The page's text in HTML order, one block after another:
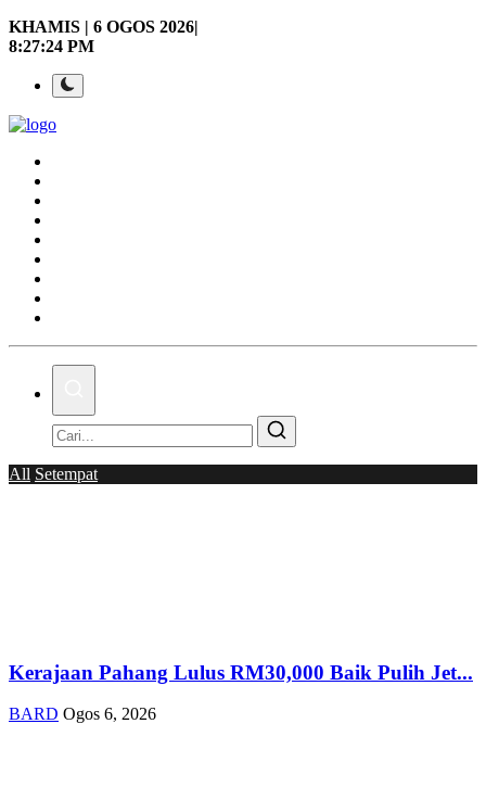
KHAMIS | 6 OGOS 2026|
8:27:25 PM
All Setempat
Kerajaan Pahang Lulus RM30,000 Baik Pulih Jet...
BARD Ogos 6, 2026